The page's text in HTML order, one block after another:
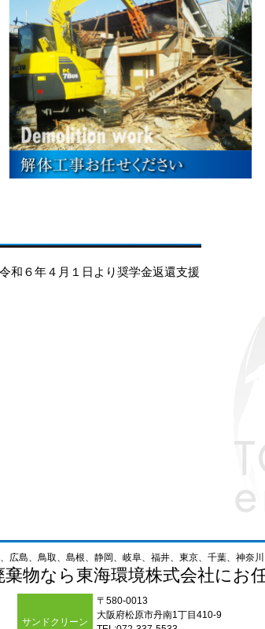
和６年４月１日より奨学金返還支援
広島、鳥取、島根、静岡、岐阜、福井、東京、千葉、神奈
物なら東海環境株式会社にお
サンドクリーン
〒580-0013
大阪府松原市丹南1丁目410-9